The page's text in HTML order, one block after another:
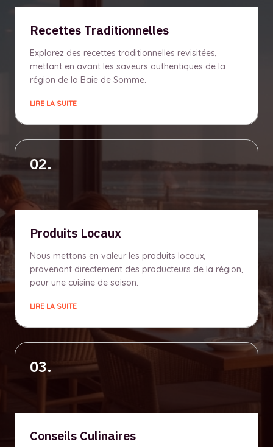
Recettes Traditionnelles
Explorez des recettes traditionnelles revisitées,
mettant en avant les saveurs authentiques de la
région de la Baie de Somme.
LIRE LA SUITE
02.
Produits Locaux
Nous mettons en valeur les produits locaux,
provenant directement des producteurs de la région,
pour une cuisine de saison.
LIRE LA SUITE
03.
Conseils Culinaires